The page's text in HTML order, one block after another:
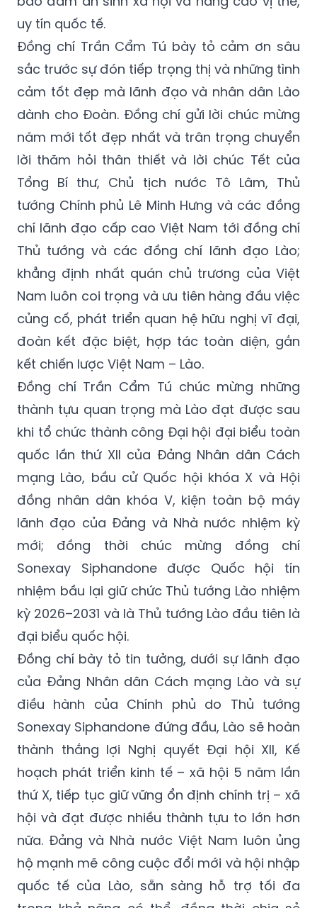
uy tín quốc tế.
Đồng chí Trần Cẩm Tú bày tỏ cảm ơn sâu
sắc trước sự đón tiếp trọng thị và những tình
cảm tốt đẹp mà lãnh đạo và nhân dân Lào
dành cho Đoàn. Đồng chí gửi lời chúc mừng
năm mới tốt đẹp nhất và trân trọng chuyển
lời thăm hỏi thân thiết và lời chúc Tết của
Tổng Bí thư, Chủ tịch nước Tô Lâm, Thủ
tướng Chính phủ Lê Minh Hưng và các đồng
chí lãnh đạo cấp cao Việt Nam tới đồng chí
Thủ tướng và các đồng chí lãnh đạo Lào;
khẳng định nhất quán chủ trương của Việt
Nam luôn coi trọng và ưu tiên hàng đầu việc
củng cố, phát triển quan hệ hữu nghị vĩ đại,
đoàn kết đặc biệt, hợp tác toàn diện, gắn
kết chiến lược Việt Nam – Lào.
Đồng chí Trần Cẩm Tú chúc mừng những
thành tựu quan trọng mà Lào đạt được sau
khi tổ chức thành công Đại hội đại biểu toàn
quốc lần thứ XII của Đảng Nhân dân Cách
mạng Lào, bầu cử Quốc hội khóa X và Hội
đồng nhân dân khóa V, kiện toàn bộ máy
lãnh đạo của Đảng và Nhà nước nhiệm kỳ
mới; đồng thời chúc mừng đồng chí
Sonexay Siphandone được Quốc hội tín
nhiệm bầu lại giữ chức Thủ tướng Lào nhiệm
kỳ 2026–2031 và là Thủ tướng Lào đầu tiên là
đại biểu quốc hội.
Đồng chí bày tỏ tin tưởng, dưới sự lãnh đạo
của Đảng Nhân dân Cách mạng Lào và sự
điều hành của Chính phủ do Thủ tướng
Sonexay Siphandone đứng đầu, Lào sẽ hoàn
thành thắng lợi Nghị quyết Đại hội XII, Kế
hoạch phát triển kinh tế – xã hội 5 năm lần
thứ X, tiếp tục giữ vững ổn định chính trị – xã
hội và đạt được nhiều thành tựu to lớn hơn
nữa. Đảng và Nhà nước Việt Nam luôn ủng
hộ mạnh mẽ công cuộc đổi mới và hội nhập
quốc tế của Lào, sẵn sàng hỗ trợ tối đa